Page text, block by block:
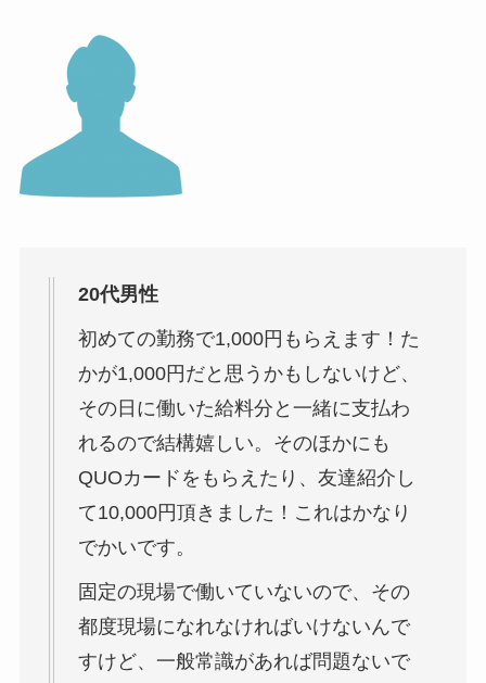
20代男性
初めての勤務で1,000円もらえます！た
かが1,000円だと思うかもしないけど、
その日に働いた給料分と一緒に支払わ
れるので結構嬉しい。そのほかにも
QUOカードをもらえたり、友達紹介し
て10,000円頂きました！これはかなり
でかいです。
固定の現場で働いていないので、その
都度現場になれなければいけないんで
すけど、一般常識があれば問題ないで